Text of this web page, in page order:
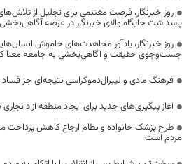
روز خبرنگار، فرصت مغتنمی برای تجلیل از
پاسداشت جایگاه والای خبرنگار در عرصه آگاهی‌بخشی
روز خبرنگار، یادآور مجاهدت‌های خاموش
جست‌وجوی حقیقت و آگاهی‌بخشی به جامعه معنا
فرهنگ مادی و لیبرال‌دموکراسی نتیجه‌ای جز فساد
آغاز پیگیری‌های جدید برای ایجاد منطقه آزاد
طرح پزشک خانواده و نظام ارجاع کاهش پرداخت
مردم است